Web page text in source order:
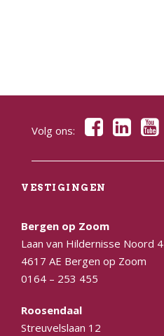
Volg ons:
VESTIGINGEN
Bergen op Zoom
Laan van Hildernisse Noord 4
4617 AE Bergen op Zoom
0164 – 253 455
Roosendaal
Streuvelslaan 12